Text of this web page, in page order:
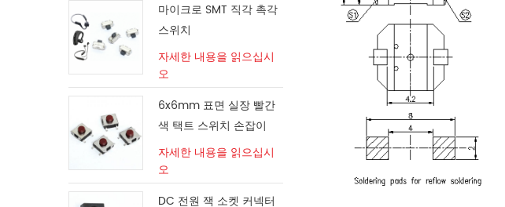
마이크로 SMT 직각 촉각
스위치
자세한 내용을 읽으십시
오
6x6mm 표면 실장 빨간
색 택트 스위치 손잡이
자세한 내용을 읽으십시
오
DC 전원 잭 소켓 커넥터